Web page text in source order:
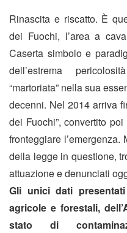
Rinascita e riscatto. È
dei Fuochi, l’area a
Caserta simbolo e
dell’estrema
“martoriata” nella sua
decenni. Nel 2014 arriva
dei Fuochi”, convertito
fronteggiare l’emergenza.
della legge in questione,
attuazione e denunciati
Gli unici dati
agricole e forestali,
stato di